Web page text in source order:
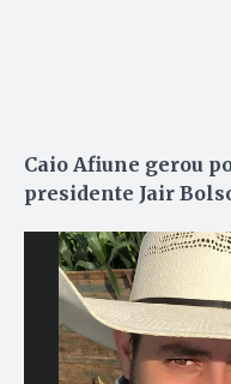
Caio Afiune gerou
presidente Jair